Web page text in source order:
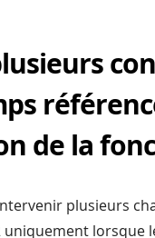
de la
plusieurs
uniquement lorsque